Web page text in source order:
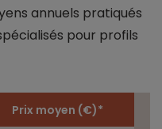
annuels pratiqués
pour profils
Prix moyen (€)*